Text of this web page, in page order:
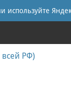
всей РФ)